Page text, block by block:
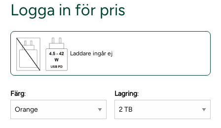
Logga in för pris
Laddare ingår ej
Färg: Lagring: